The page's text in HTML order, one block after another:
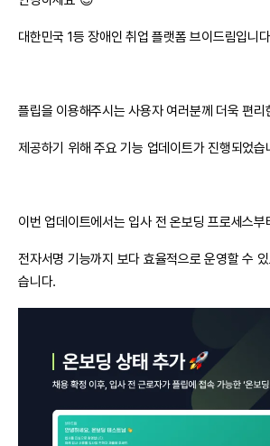
대한민국 1등 장애인 취업 플랫폼 브이드림입니
플립을 이용해주시는 사용자 여러분께 더욱 편리
제공하기 위해 주요 기능 업데이트가 진행되었습
이번 업데이트에서는 입사 전 온보딩 프로세스부
전자서명 기능까지 보다 효율적으로 운영할 수
습니다.